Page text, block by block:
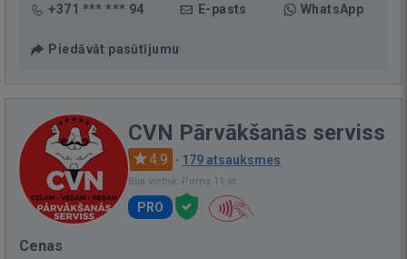
+371 *** *** 94 E-pasts WhatsApp
Piedāvāt pasūtījumu
CVN Pārvākšanās serviss
4.9 · 179 atsauksmes
Bija vietnē: Pirms 11 st.
PRO
Cenas